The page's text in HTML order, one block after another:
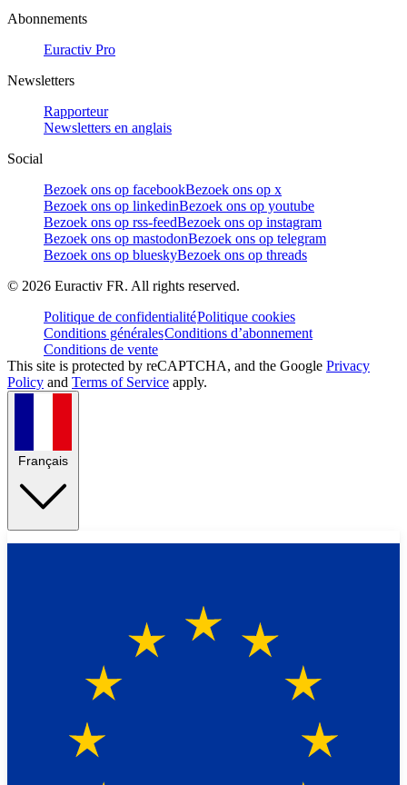
Abonnements
Euractiv Pro
Newsletters
Rapporteur
Newsletters en anglais
Social
Bezoek ons op facebookBezoek ons op x
Bezoek ons op linkedinBezoek ons op youtube
Bezoek ons op rss-feedBezoek ons op instagram
Bezoek ons op mastodonBezoek ons op telegram
Bezoek ons op blueskyBezoek ons op threads
© 2026 Euractiv FR. All rights reserved.
Politique de confidentialitéPolitique cookies
Conditions généralesConditions d’abonnement
Conditions de vente
This site is protected by reCAPTCHA, and the Google Privacy
Policy and Terms of Service apply.
Français